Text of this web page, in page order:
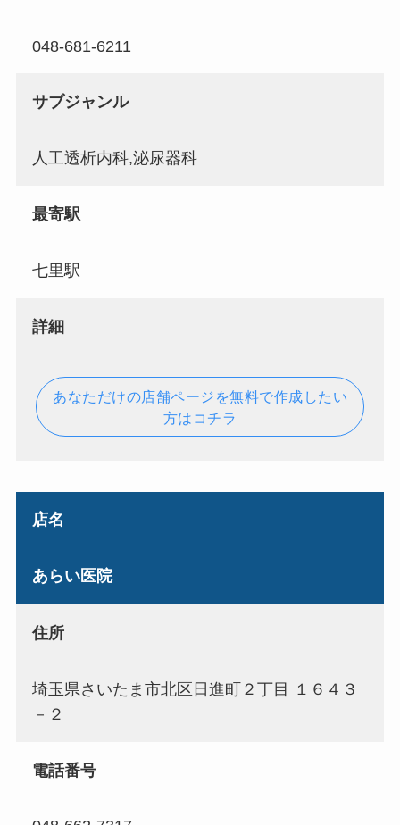
048-681-6211
サブジャンル
人工透析内科,泌尿器科
最寄駅
七里駅
詳細
あなただけの店舗ページを無料で作成したい
方はコチラ
店名
あらい医院
住所
埼玉県さいたま市北区日進町２丁目 １６４３
－２
電話番号